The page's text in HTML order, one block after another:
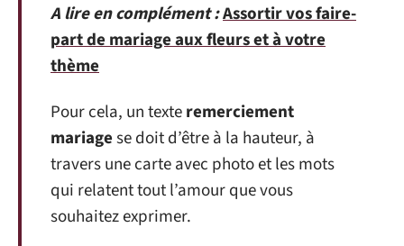
A lire en complément :Assortir vos faire-
part de mariage aux fleurs et à votre
thème
Pour cela, un texteremerciement
mariagese doit d’être à la hauteur, à
travers une carte avec photo et les mots
qui relatent tout l’amour que vous
souhaitez exprimer.